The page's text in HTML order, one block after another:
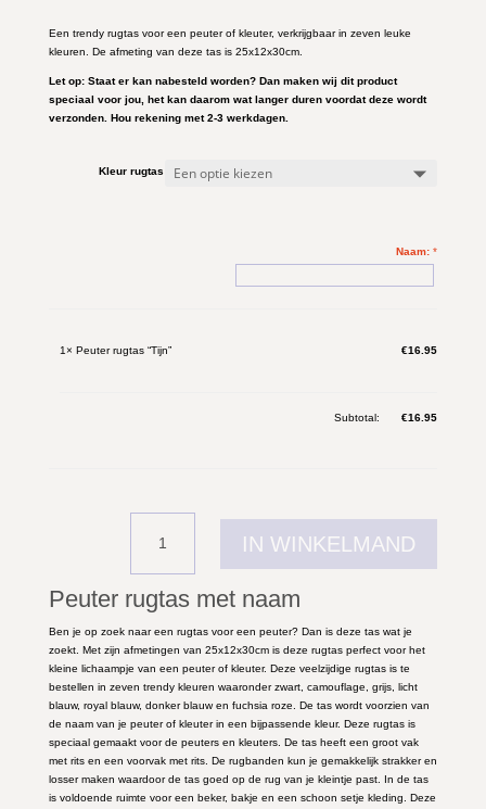
Een trendy rugtas voor een peuter of kleuter, verkrijgbaar in zeven leuke
kleuren. De afmeting van deze tas is 25x12x30cm.
Let op: Staat er kan nabesteld worden? Dan maken wij dit product
speciaal voor jou, het kan daarom wat langer duren voordat deze wordt
verzonden. Hou rekening met 2-3 werkdagen.
Kleur rugtas
Naam: *
1× Peuter rugtas “Tijn” €16.95
Subtotal: €16.95
rugtas
aantal
IN WINKELMAND
Peuter rugtas met naam
Ben je op zoek naar een rugtas voor een peuter? Dan is deze tas wat je
zoekt. Met zijn afmetingen van 25x12x30cm is deze rugtas perfect voor het
kleine lichaampje van een peuter of kleuter. Deze veelzijdige rugtas is te
bestellen in zeven trendy kleuren waaronder zwart, camouflage, grijs, licht
blauw, royal blauw, donker blauw en fuchsia roze. De tas wordt voorzien van
de naam van je peuter of kleuter in een bijpassende kleur. Deze rugtas is
speciaal gemaakt voor de peuters en kleuters. De tas heeft een groot vak
met rits en een voorvak met rits. De rugbanden kun je gemakkelijk strakker en
losser maken waardoor de tas goed op de rug van je kleintje past. In de tas
is voldoende ruimte voor een beker, bakje en een schoon setje kleding. Deze